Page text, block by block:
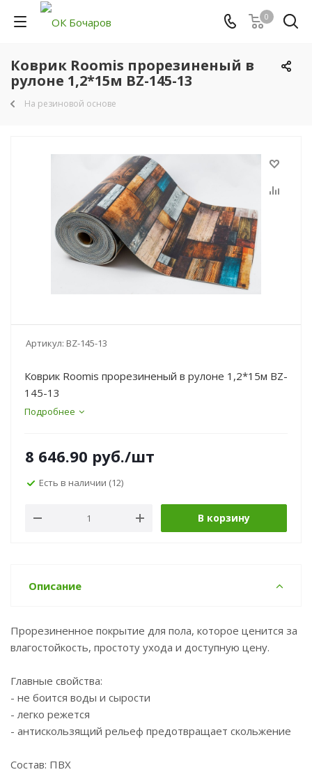
0
Коврик Roomis прорезиненый в
рулоне 1,2*15м BZ-145-13
На резиновой основе
Артикул: BZ-145-13
Коврик Roomis прорезиненый в рулоне 1,2*15м BZ-
145-13
Подробнее
8 646.90 руб./шт
Есть в наличии (12)
В корзину
Описание
Прорезиненное покрытие для пола, которое ценится за
влагостойкость, простоту ухода и доступную цену.
Главные свойства:
- не боится воды и сырости
- легко режется
- антискользящий рельеф предотвращает скольжение
Состав: ПВХ